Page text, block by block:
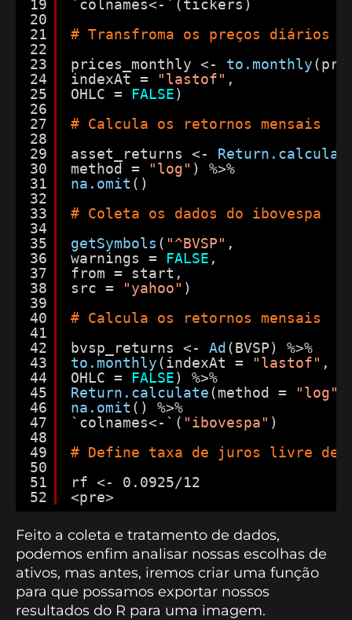
19
20
21
22
23
24
25
26
27
28
29
30
31
32
33
34
35
36
37
38
39
40
41
42
43
44
45
46
47
48
49
50
51
52
`colnames<-`(tickers)
# Transfroma os preços diários
prices_monthly <- to.monthly
indexAt =
"lastof" ,
OHLC = FALSE)
# Calcula os retornos mensais
asset_returns <-
method =
"log" ) %>%
na.omit ()
# Coleta os dados do ibovespa
getSymbols ( "^BVSP" ,
warnings = FALSE ,
from = start,
src =
"yahoo" )
# Calcula os retornos mensais
bvsp_returns <- Ad(BVSP) %>%
to.monthly(indexAt = "lastof" ,
OHLC = FALSE) %>%
Return.calculate(method = "log"
na.omit () %>%
`colnames<-`( "ibovespa" )
# Define taxa de juros livre de
rf <- 0.0925/12
<pre>
Feito a coleta e tratamento de dados,
podemos enfim analisar nossas escolhas de
ativos, mas antes, iremos criar uma função
para que possamos exportar nossos
resultados do R para uma imagem.